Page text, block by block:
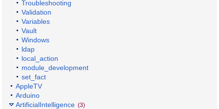
Troubleshooting
Validation
Variables
Vault
Windows
ldap
local_action
module_development
set_fact
AppleTV
Arduino
ArtificialIntelligence (3)